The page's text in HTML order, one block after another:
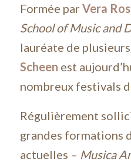
Formée par Vera
School of Music and
lauréate de
Scheen est
nombreux festivals
Régulièrement
grandes formations
actuelles – Musica